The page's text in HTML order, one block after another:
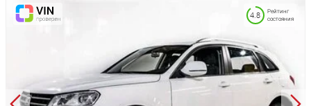
Рейтинг
состояния
4.8